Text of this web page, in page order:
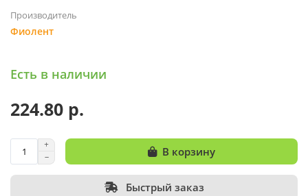
Производитель
Фиолент
Есть в наличии
224.80 р.
В корзину
Быстрый заказ